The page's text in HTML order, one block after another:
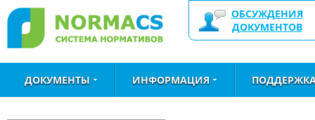
ОБСУЖДЕНИЯ
ДОКУМЕНТОВ
ДОКУМЕНТЫ ИНФОРМАЦИЯ